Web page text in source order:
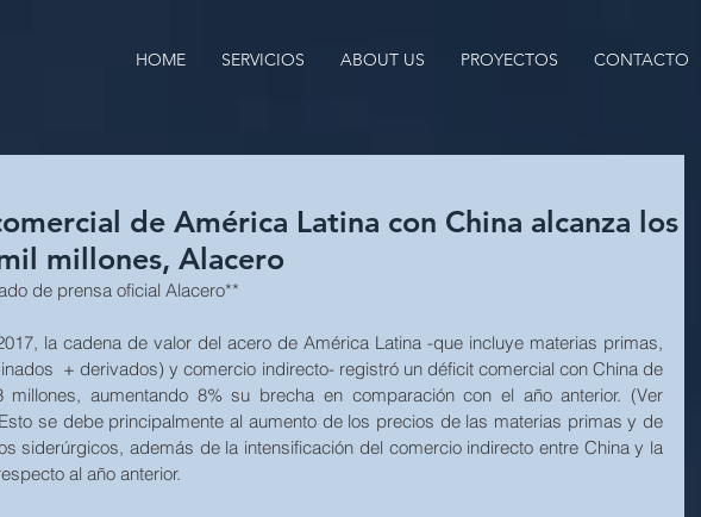
HOME SERVICIOS ABOUT US PROYECTOS CONTACTO
de América Latina con China alcanza los
millones, Alacero
de prensa oficial Alacero**
la cadena de valor del acero de América Latina -que incluye materias primas,
+ derivados) y comercio indirecto- registró un déficit comercial con China de
millones, aumentando 8% su brecha en comparación con el año anterior. (Ver
se debe principalmente al aumento de los precios de las materias primas y de
siderúrgicos, además de la intensificación del comercio indirecto entre China y la
al año anterior.